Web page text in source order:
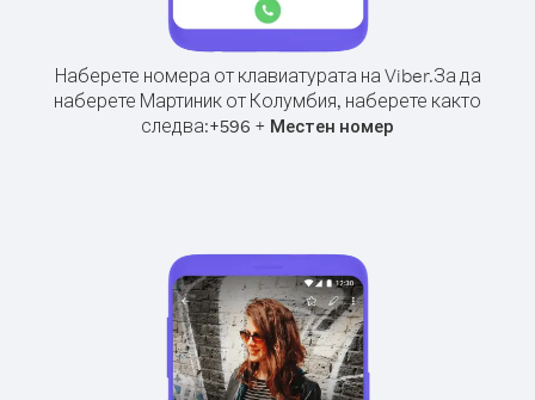
Наберете номера от клавиатурата на Viber.За да
наберете Мартиник от Колумбия, наберете както
следва:+596 + Местен номер